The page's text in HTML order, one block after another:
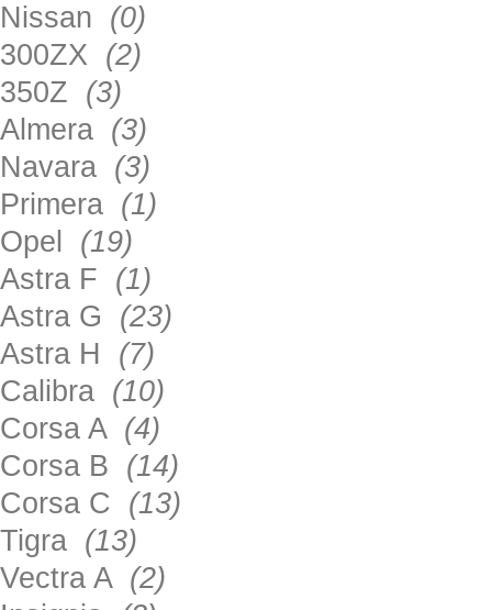
Nissan (0)
300ZX (2)
350Z (3)
Almera (3)
Navara (3)
Primera (1)
Opel (19)
Astra F (1)
Astra G (23)
Astra H (7)
Calibra (10)
Corsa A (4)
Corsa B (14)
Corsa C (13)
Tigra (13)
Vectra A (2)